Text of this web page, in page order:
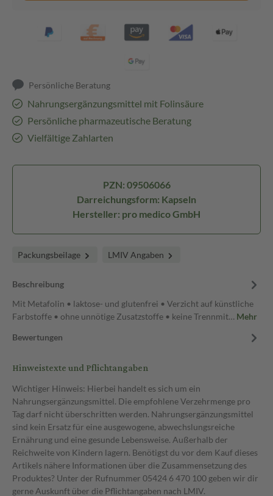
Persönliche Beratung
Nahrungsergänzungsmittel mit Folinsäure
Persönliche pharmazeutische Beratung
Vielfältige Zahlarten
PZN: 09506066
Darreichungsform: Kapseln
Hersteller: pro medico GmbH
Packungsbeilage LMIV Angaben
Beschreibung
Mit Metafolin • laktose- und glutenfrei • Verzicht auf künstliche
Farbstoffe • ohne unnötige Zusatzstoffe • keine Trennmit… Mehr
Bewertungen
Hinweistexte und Pflichtangaben
Wichtiger Hinweis: Hierbei handelt es sich um ein
Nahrungsergänzungsmittel. Die empfohlene Verzehrmenge pro
Tag darf nicht überschritten werden. Nahrungsergänzungsmittel
sind kein Ersatz für eine ausgewogene, abwechslungsreiche
Ernährung und eine gesunde Lebensweise. Außerhalb der
Reichweite von Kindern lagern. Benötigst du vor dem Kauf dieses
Artikels nähere Informationen über die Zusammensetzung des
Produktes? Unter der Rufnummer 05424 6 470 100 geben wir dir
gerne Auskunft über die Pflichtangaben nach LMIV.